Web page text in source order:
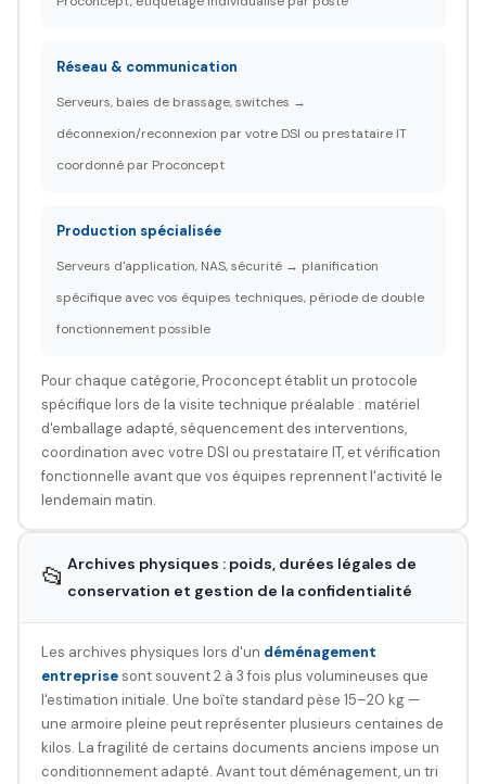
Réseau & communication
Serveurs, baies de brassage, switches →
déconnexion/reconnexion par votre DSI ou prestataire IT
coordonné par Proconcept
Production spécialisée
Serveurs d'application, NAS, sécurité → planification
spécifique avec vos équipes techniques, période de double
fonctionnement possible
Pour chaque catégorie, Proconcept établit un protocole
spécifique lors de la visite technique préalable : matériel
d'emballage adapté, séquencement des interventions,
coordination avec votre DSI ou prestataire IT, et vérification
fonctionnelle avant que vos équipes reprennent l'activité le
lendemain matin.
📂 Archives physiques : poids, durées légales de
conservation et gestion de la confidentialité
Les archives physiques lors d'un déménagement
entreprisesont souvent 2 à 3 fois plus volumineuses que
l'estimation initiale. Une boîte standard pèse 15–20 kg —
une armoire pleine peut représenter plusieurs centaines de
kilos. La fragilité de certains documents anciens impose un
conditionnement adapté. Avant tout déménagement, un tri